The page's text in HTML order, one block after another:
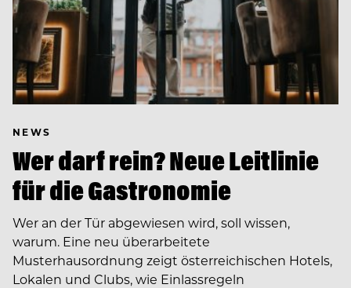
NEWS
Wer darf rein? Neue Leitlinie
für die Gastronomie
Wer an der Tür abgewiesen wird, soll wissen,
warum. Eine neu überarbeitete
Musterhausordnung zeigt österreichischen Hotels,
Lokalen und Clubs, wie Einlassregeln